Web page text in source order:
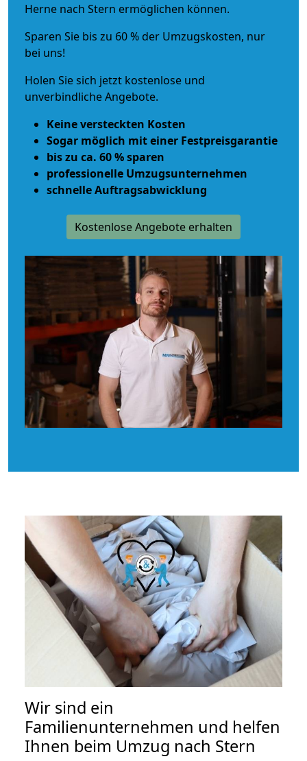
Herne nach Stern ermöglichen können.
Sparen Sie bis zu 60 % der Umzugskosten, nur
bei uns!
Holen Sie sich jetzt kostenlose und
unverbindliche Angebote.
Keine versteckten Kosten
Sogar möglich mit einer Festpreisgarantie
bis zu ca. 60 % sparen
professionelle Umzugsunternehmen
schnelle Auftragsabwicklung
Kostenlose Angebote erhalten
Wir sind ein
Familienunternehmen und helfen
Ihnen beim Umzug nach Stern